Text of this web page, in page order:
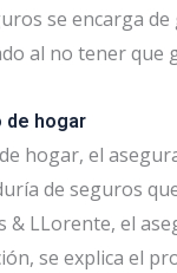
se encarga
al no tener que
de hogar
hogar, el
de seguros
& LLorente, el
se explica el